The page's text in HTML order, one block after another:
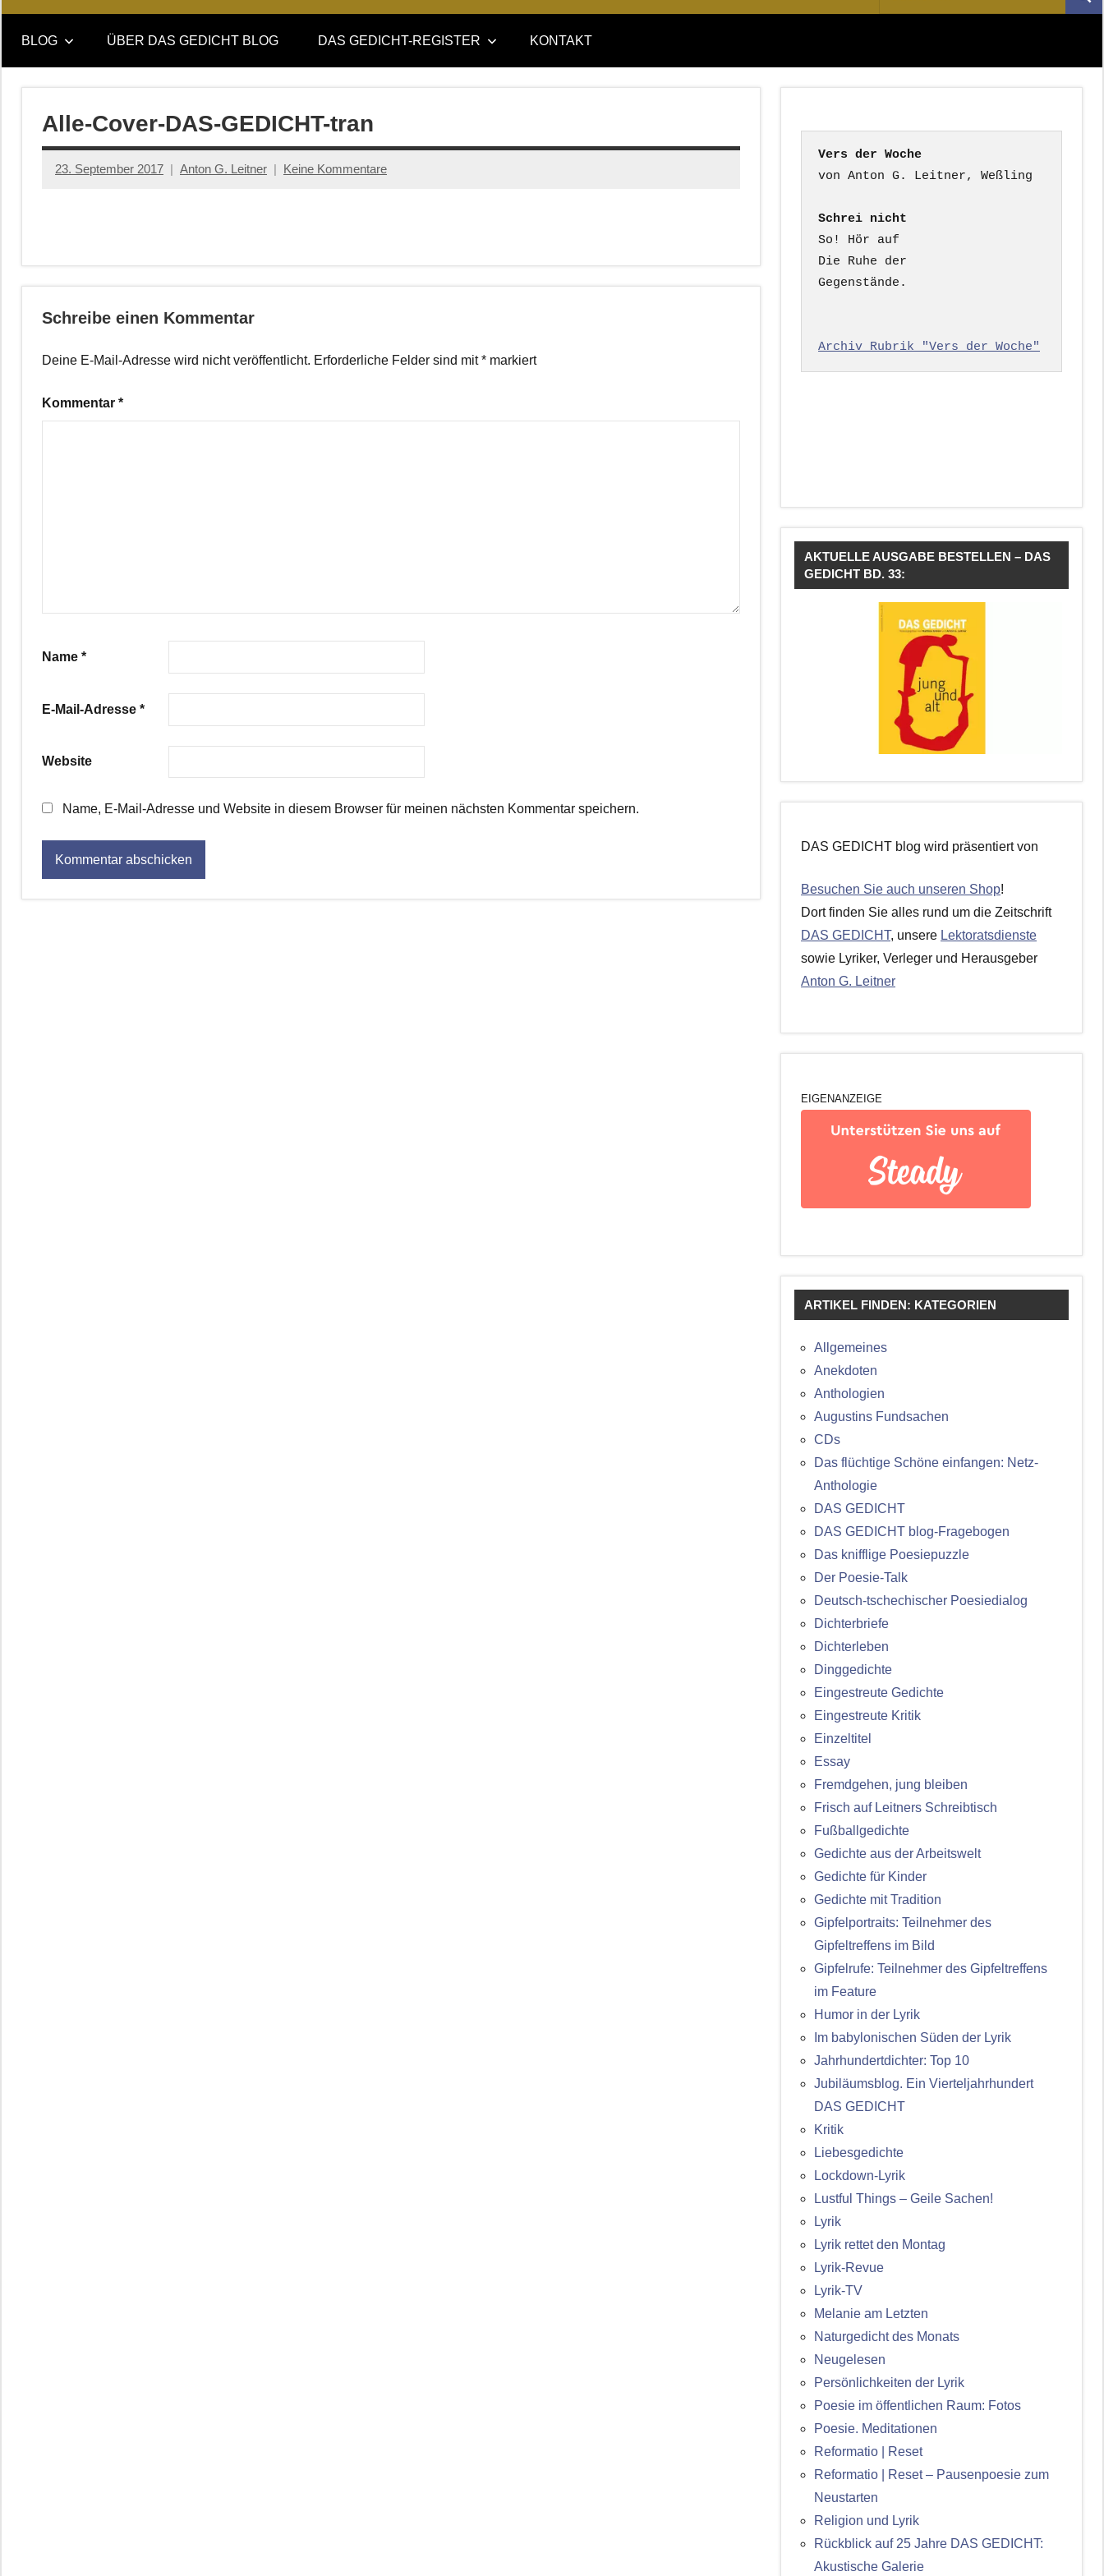
DAS
GEDICHT
blog
DAS
GEDICHT.
Zeitschrift
nach:
BLOG ÜBER DAS GEDICHT BLOG DAS GEDICHT-REGISTER KONTAKT
Alle-Cover-DAS-GEDICHT-tran
23. September 2017 Anton G. Leitner Keine Kommentare
Schreibe einen Kommentar
Deine E-Mail-Adresse wird nicht veröffentlicht. Erforderliche Felder sind mit* markiert
Kommentar *
Name *
E-Mail-Adresse *
Website
Name, E-Mail-Adresse und Website in diesem Browser für meinen nächsten Kommentar speichern.
Vers der Woche
Schrei nicht
So! Hör auf
Die Ruhe der
Gegenstände.
Archiv Rubrik "Vers der Woche"
AKTUELLE AUSGABE BESTELLEN – DAS
GEDICHT BD. 33:
DAS GEDICHT blog wird präsentiert von
Besuchen Sie auch unseren Shop!
Dort finden Sie alles rund um die Zeitschrift
DAS GEDICHT, unsere Lektoratsdienste
sowie Lyriker, Verleger und Herausgeber
Anton G. Leitner
EIGENANZEIGE
ARTIKEL FINDEN: KATEGORIEN
Allgemeines
Anekdoten
Anthologien
Augustins Fundsachen
CDs
Das flüchtige Schöne einfangen: Netz-
Anthologie
DAS GEDICHT
DAS GEDICHT blog-Fragebogen
Das knifflige Poesiepuzzle
Der Poesie-Talk
Deutsch-tschechischer Poesiedialog
Dichterbriefe
Dichterleben
Dinggedichte
Eingestreute Gedichte
Eingestreute Kritik
Einzeltitel
Essay
Fremdgehen, jung bleiben
Frisch auf Leitners Schreibtisch
Fußballgedichte
Gedichte aus der Arbeitswelt
Gedichte für Kinder
Gedichte mit Tradition
Gipfelportraits: Teilnehmer des
Gipfeltreffens im Bild
Gipfelrufe: Teilnehmer des Gipfeltreffens
im Feature
Humor in der Lyrik
Im babylonischen Süden der Lyrik
Jahrhundertdichter: Top 10
Jubiläumsblog. Ein Vierteljahrhundert
DAS GEDICHT
Kritik
Liebesgedichte
Lockdown-Lyrik
Lustful Things – Geile Sachen!
Lyrik
Lyrik rettet den Montag
Lyrik-Revue
Lyrik-TV
Melanie am Letzten
Naturgedicht des Monats
Neugelesen
Persönlichkeiten der Lyrik
Poesie im öffentlichen Raum: Fotos
Poesie. Meditationen
Reformatio | Reset
Reformatio | Reset – Pausenpoesie zum
Neustarten
Religion und Lyrik
Rückblick auf 25 Jahre DAS GEDICHT:
Akustische Galerie